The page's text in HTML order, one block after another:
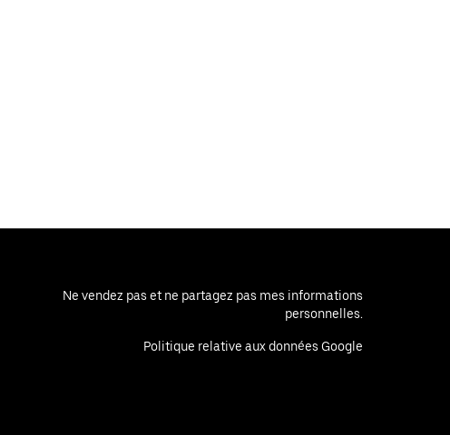
Ne vendez pas et ne partagez pas mes informations
personnelles.
Politique relative aux données Google